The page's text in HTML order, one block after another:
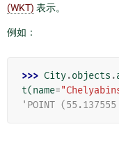
(WKT) 表示。
例如：
>>> City.objects .
t(name=
'POINT